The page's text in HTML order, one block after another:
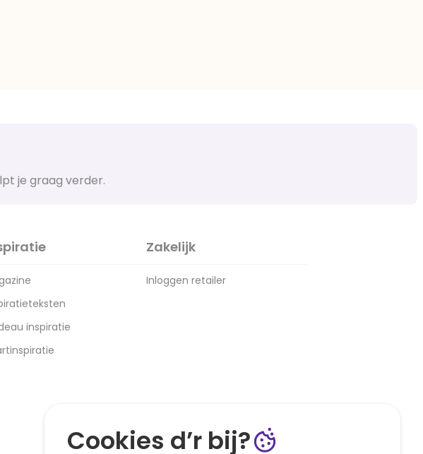
je graag verder.
inspiratie
Zakelijk
Inloggen retailer
Cookies d’r bij?